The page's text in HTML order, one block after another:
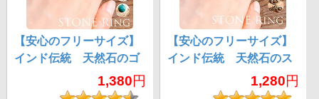
【安心のフリーサイズ】
インド伝統 天然石のゴ
1,380円
【安心のフリーサイズ】
インド伝統 天然石のス
1,280円